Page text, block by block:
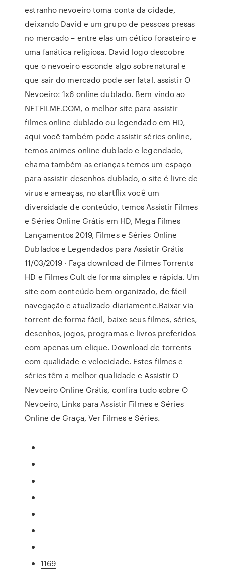
estranho nevoeiro toma conta da cidade,
deixando David e um grupo de pessoas presas
no mercado – entre elas um cético forasteiro e
uma fanática religiosa. David logo descobre
que o nevoeiro esconde algo sobrenatural e
que sair do mercado pode ser fatal. assistir O
Nevoeiro: 1x6 online dublado. Bem vindo ao
NETFILME.COM, o melhor site para assistir
filmes online dublado ou legendado em HD,
aqui você também pode assistir séries online,
temos animes online dublado e legendado,
chama também as crianças temos um espaço
para assistir desenhos dublado, o site é livre de
virus e ameaças, no startflix você um
diversidade de conteúdo, temos Assistir Filmes
e Séries Online Grátis em HD, Mega Filmes
Lançamentos 2019, Filmes e Séries Online
Dublados e Legendados para Assistir Grátis
11/03/2019 · Faça download de Filmes Torrents
HD e Filmes Cult de forma simples e rápida. Um
site com conteúdo bem organizado, de fácil
navegação e atualizado diariamente.Baixar via
torrent de forma fácil, baixe seus filmes, séries,
desenhos, jogos, programas e livros preferidos
com apenas um clique. Download de torrents
com qualidade e velocidade. Estes filmes e
séries têm a melhor qualidade e Assistir O
Nevoeiro Online Grátis, confira tudo sobre O
Nevoeiro, Links para Assistir Filmes e Séries
Online de Graça, Ver Filmes e Séries.
1169